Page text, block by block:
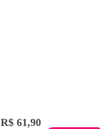
R$ 61,90